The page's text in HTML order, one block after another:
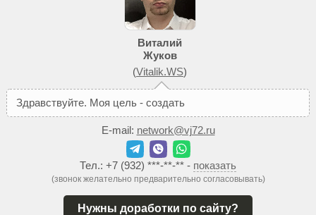
Виталий
Жуков
(Vitalik.WS)
Здравствуйте. Моя цель - создать
E-mail: network@vj72.ru
Тел.: +7 (932) ***-**-** - показать
(звонок желательно предварительно согласовывать)
Нужны доработки по сайту?